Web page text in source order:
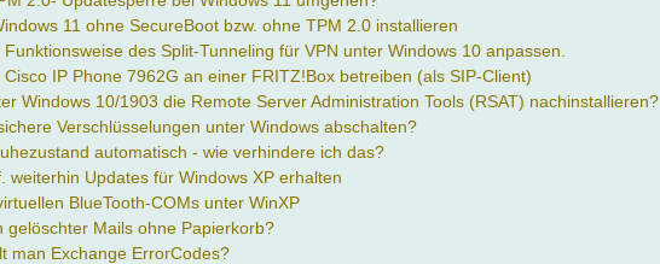
11 ohne SecureBoot bzw. ohne TPM 2.0 installieren
des Split-Tunneling für VPN unter Windows 10 anpassen.
IP Phone 7962G an einer FRITZ!Box betreiben (als SIP-Client)
Windows 10/1903 die Remote Server Administration Tools (RSAT) nachinstallieren?
Verschlüsselungen unter Windows abschalten?
automatisch - wie verhindere ich das?
weiterhin Updates für Windows XP erhalten
BlueTooth-COMs unter WinXP
gelöschter Mails ohne Papierkorb?
man Exchange ErrorCodes?